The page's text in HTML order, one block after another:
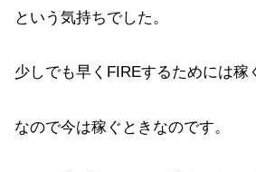
という気持ちでした。
少しでも早くFIREするためには稼
なので今は稼ぐときなのです。